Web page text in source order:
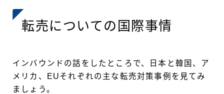
転売についての国際事情
インバウンドの話をしたところで、日本と韓国、ア
メリカ、EUそれぞれの主な転売対策事例を見てみ
ましょう。